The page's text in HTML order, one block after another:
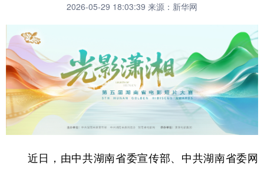
全球连线
科技 体育
文化 书画 健康 军事
访谈 视频 图片 政务
法律 中央文件 金融 汽车
食品 人居 信息化 数字经济
学术中国 乡村振兴 银龄 溯源中国
2026-05-29 18:03:39 来源：新华网
近日，由中共湖南省委宣传部、中共湖南省委网